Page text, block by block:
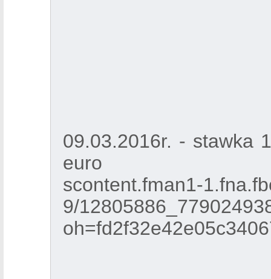
09.03.2016r. - stawka
euro
scontent.fman1-
9/